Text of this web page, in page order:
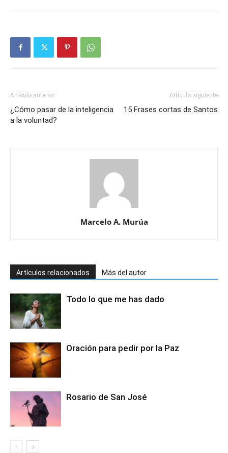
Artículo anterior
¿Cómo pasar de la inteligencia
a la voluntad?
Artículo siguiente
15 Frases cortas de Santos
Marcelo A. Murúa
Artículos relacionados Más del autor
Todo lo que me has dado
Oración para pedir por la Paz
Rosario de San José